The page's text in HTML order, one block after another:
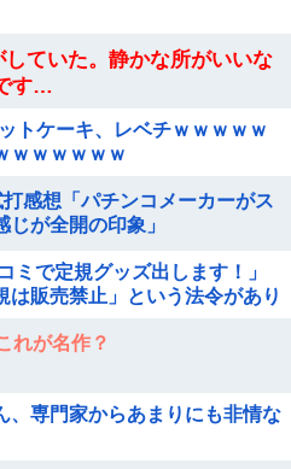
ていた。静かな所がいいな
す…
トケーキ、レベチｗｗｗｗｗ
ｗｗｗｗｗｗ
感想「パチンコメーカーがス
が全開の印象」
ミで定規グッズ出します！」
販売禁止」という法令があり
れが名作？
、専門家からあまりにも非情な